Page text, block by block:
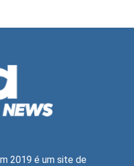
2019 é um site de